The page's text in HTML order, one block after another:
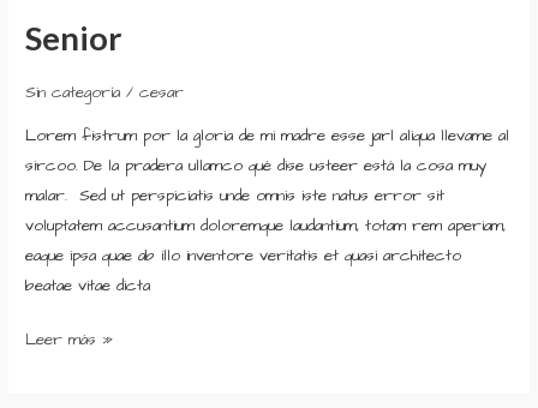
Senior
Sin categoría /cesar
Lorem fistrum por la gloria de mi madre esse jarl aliqua llevame al
sircoo. De la pradera ullamco qué dise usteer está la cosa muy
malar. Sed ut perspiciatis unde omnis iste natus error sit
voluptatem accusantium doloremque laudantium, totam rem aperiam,
eaque ipsa quae ab illo inventore veritatis et quasi architecto
beatae vitae dicta
Senior
Leer más »